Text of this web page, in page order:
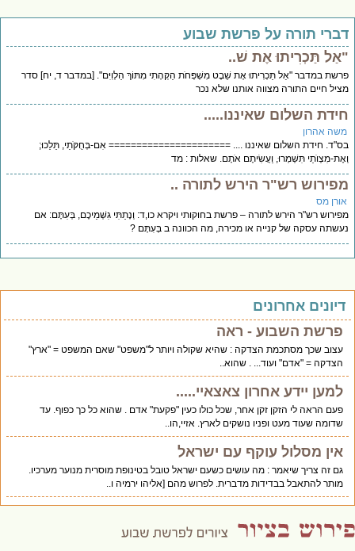
תורה על פרשת שבוע
תַּכְרִיתוּ אֶת שׁ..
במדבר "אַל תַּכְרִיתוּ אֶת שֵׁבֶט מִשְׁפְּחֹת הַקְּהָתִי מִתּוֹךְ הַלְוִיִּם". [במדבר ד, יח] סדר
חיים התורה מצווה אותנו שלא נכר
השלום שאיננו.....
אהרון
חידת השלום שאיננו .... ====================== אִם-בְּחֻקֹּתַי, תֵּלֵכוּ;
מִצְוֺתַי תִּשְׁמְרוּ, וַעֲשִׂיתֶם אֹתָם. שאלות : מד
רש"ר הירש לתורה ..
מס
רש"ר הירש לתורה – פרשת בחוקותי ויקרא כו,ד: וְנָתַתִּי גִשְׁמֵיכֶם, בְּעִתָּם: אם
עסקה של קנייה או מכירה, מה הכוונה ב בְּעִתָּם ?
אחרונים
פרשת השבוע - ראה
עצוב שכך מסתכמת הצדקה : שהיא שקולה ויותר ל"משפט" שאם המשפט = "ארץ"
הצדקה = "אדם" ועוד... . שהוא..
למען יידע אחרון צאצאיי.....
פעם הראה לי הזקן זקן אחר, שכל כולו כעין "פקעת" אדם . שהוא כל כך כפוף. עד
שדומה שעוד מעט ופניו נושקים לארץ. אזיי,הו..
אין מסלול עוקף עם ישראל
גם זה צריך שיאמר : מה עושים כשעם ישראל טובל בטינופת מוסרית מנוער מערכיו.
מותר להתאבל בבדידות מדברית. לפרוש מהם [אליהו ירמיה ו..